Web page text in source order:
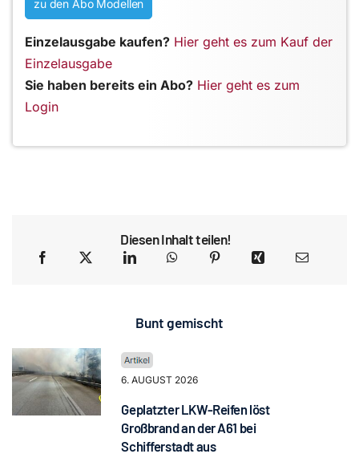
zu den Abo Modellen
Einzelausgabe kaufen? Hier geht es zum Kauf der
Einzelausgabe
Sie haben bereits ein Abo? Hier geht es zum
Login
Diesen Inhalt teilen!
Bunt gemischt
6. AUGUST 2026
Geplatzter LKW-Reifen löst
Großbrand an der A61 bei
Schifferstadt aus